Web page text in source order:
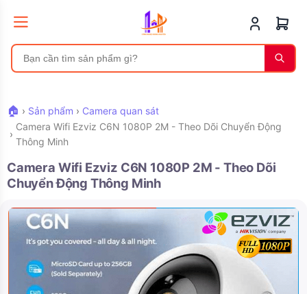
🏠 › Sản phẩm › Camera quan sát
›
Camera Wifi Ezviz C6N 1080P 2M - Theo Dõi Chuyển Động
Thông Minh
Camera Wifi Ezviz C6N 1080P 2M - Theo Dõi
Chuyển Động Thông Minh